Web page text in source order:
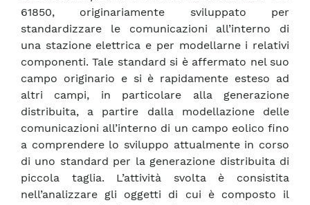
61850, originariamente sviluppato per
standardizzare le comunicazioni all’interno di
una stazione elettrica e per modellarne i relativi
componenti. Tale standard si è affermato nel suo
campo originario e si è rapidamente esteso ad
altri campi, in particolare alla generazione
distribuita, a partire dalla modellazione delle
comunicazioni all’interno di un campo eolico fino
a comprendere lo sviluppo attualmente in corso
di uno standard per la generazione distribuita di
piccola taglia. L’attività svolta è consistita
nell’analizzare gli oggetti di cui è composto il